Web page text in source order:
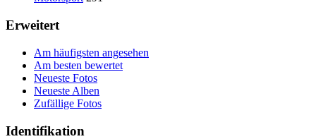
Erweitert
Am häufigsten angesehen
Am besten bewertet
Neueste Fotos
Neueste Alben
Zufällige Fotos
Identifikation